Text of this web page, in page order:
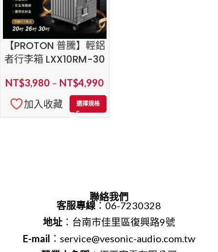
【PROTON 普騰】輕鋁
者行李箱 LXX10RM-30
NT$3,980 – NT$4,990
加入收藏
選擇規格
聯絡我們
客服專線：06-7230328
地址：台南市佳里區復興路9號
E-mail ：service@vesonic-audio.com.tw